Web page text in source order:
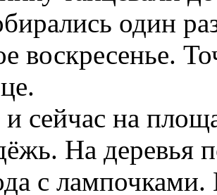
один
воскресенье.
сейчас на
На деревья
с лампочками.